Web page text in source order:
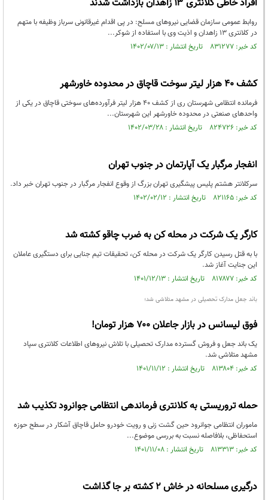
افراد خاطی کلانتری ۱۳ زاهدان بازداشت شدند
روابط عمومی سازمان قضایی نیروهای مسلح: در پی اقدام غیرقانونی سرباز وظیفه با متهم
در کلانتری‌ ۱۳ زاهدان و اذیت وی با استفاده از شوکر...
کد خبر: ۸۳۱۲۷۷ تاریخ انتشار : ۱۴۰۲/۰۷/۱۳
کشف ۴۰ هزار لیتر سوخت قاچاق در محدوده خاورشهر
فرمانده انتظامی شهرستان ری از کشف ۴۰ هزار لیتر فرآورده‌های سوختی قاچاق در یکی از
واحد‌های صنعتی در محدوده خاورشهر این شهرستان...
کد خبر: ۸۲۴۷۲۶ تاریخ انتشار : ۱۴۰۲/۰۳/۲۸
انفجار مرگبار یک آپارتمان در جنوب تهران
سرکلانتر هشتم پلیس پیشگیری تهران بزرگ از وقوع انفجار مرگبار در جنوب تهران خبر داد.
کد خبر: ۸۲۱۱۶۵ تاریخ انتشار : ۱۴۰۲/۰۲/۱۲
کارگر یک شرکت در محله کن به ضرب چاقو کشته شد
با به قتل رسیدن ‌کارگر یک شرکت در محله کن، تحقیقات تیم جنایی برای دستگیری عاملان
این جنایت آغاز شد.
کد خبر: ۸۱۷۸۷۷ تاریخ انتشار : ۱۴۰۱/۱۲/۱۳
باند جعل مدارک تحصیلی در مشهد متلاشی شد؛
فوق لیسانس در بازار جاعلان ۷۰۰ هزار تومان!
یک باند جعل و فروش گسترده مدارک تحصیلی با تلاش نیرو‌های اطلاعات کلانتری سپاد
مشهد متلاشی شد.
کد خبر: ۸۱۳۸۰۴ تاریخ انتشار : ۱۴۰۱/۱۱/۱۲
حمله تروریستی به کلانتری فرماندهی انتظامی جوانرود تکذیب شد
ماموران انتظامی جوانرود حین گشت زنی و رویت خودرو حامل قاچاق آشکار در سطح حوزه
استحفاظی، بلافاصله نسبت به بررسی موضوع...
کد خبر: ۸۱۳۳۱۳ تاریخ انتشار : ۱۴۰۱/۱۱/۰۸
درگیری مسلحانه در خاش ۲ کشته بر جا گذاشت